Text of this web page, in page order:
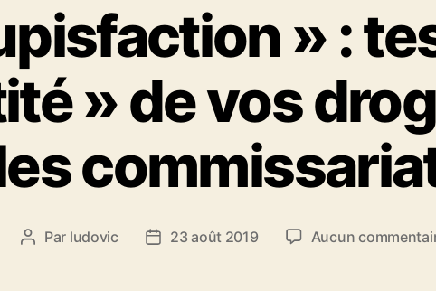
» :
» de vos
Auteur
Par ludovic
Date23 août 2019 Aucun